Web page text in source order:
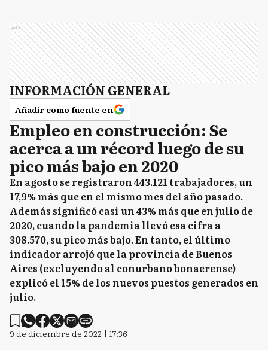
Ads
INFORMACIÓN GENERAL
Añadir como fuente en
Empleo en construcción: Se
acerca a un récord luego de su
pico más bajo en 2020
En agosto se registraron 443.121 trabajadores, un
17,9% más que en el mismo mes del año pasado.
Además significó casi un 43% más que en julio de
2020, cuando la pandemia llevó esa cifra a
308.570, su pico más bajo. En tanto, el último
indicador arrojó que la provincia de Buenos
Aires (excluyendo al conurbano bonaerense)
explicó el 15% de los nuevos puestos generados en
julio.
9 de diciembre de 2022 | 17:36